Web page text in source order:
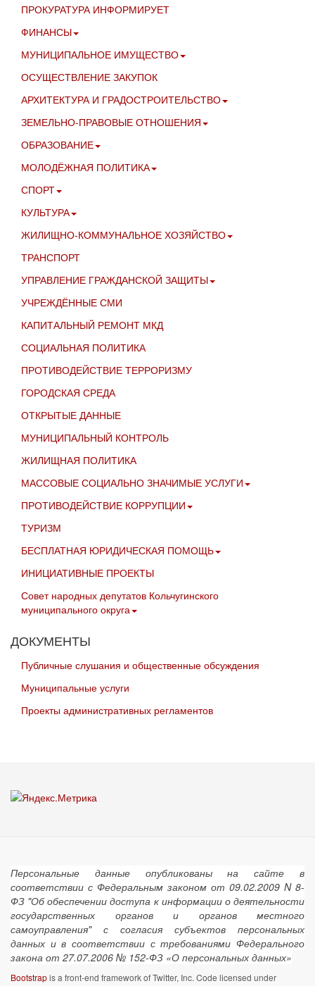
ПРОКУРАТУРА ИНФОРМИРУЕТ
ФИНАНСЫ
МУНИЦИПАЛЬНОЕ ИМУЩЕСТВО
ОСУЩЕСТВЛЕНИЕ ЗАКУПОК
АРХИТЕКТУРА И ГРАДОСТРОИТЕЛЬСТВО
ЗЕМЕЛЬНО-ПРАВОВЫЕ ОТНОШЕНИЯ
ОБРАЗОВАНИЕ
МОЛОДЁЖНАЯ ПОЛИТИКА
СПОРТ
КУЛЬТУРА
ЖИЛИЩНО-КОММУНАЛЬНОЕ ХОЗЯЙСТВО
ТРАНСПОРТ
УПРАВЛЕНИЕ ГРАЖДАНСКОЙ ЗАЩИТЫ
УЧРЕЖДЁННЫЕ СМИ
КАПИТАЛЬНЫЙ РЕМОНТ МКД
СОЦИАЛЬНАЯ ПОЛИТИКА
ПРОТИВОДЕЙСТВИЕ ТЕРРОРИЗМУ
ГОРОДСКАЯ СРЕДА
ОТКРЫТЫЕ ДАННЫЕ
МУНИЦИПАЛЬНЫЙ КОНТРОЛЬ
ЖИЛИЩНАЯ ПОЛИТИКА
МАССОВЫЕ СОЦИАЛЬНО ЗНАЧИМЫЕ УСЛУГИ
ПРОТИВОДЕЙСТВИЕ КОРРУПЦИИ
ТУРИЗМ
БЕСПЛАТНАЯ ЮРИДИЧЕСКАЯ ПОМОЩЬ
ИНИЦИАТИВНЫЕ ПРОЕКТЫ
Совет народных депутатов Кольчугинского
муниципального округа
ДОКУМЕНТЫ
Публичные слушания и общественные обсуждения
Муниципальные услуги
Проекты административных регламентов
Персональные данные опубликованы на сайте в
соответствии с Федеральным законом от 09.02.2009 N 8-
ФЗ "Об обеспечении доступа к информации о деятельности
государственных органов и органов местного
самоуправления" с согласия субъектов персональных
данных и в соответствии с требованиями Федерального
закона от 27.07.2006 № 152-ФЗ «О персональных данных»
Bootstrapis a front-end framework of Twitter, Inc. Code licensed under